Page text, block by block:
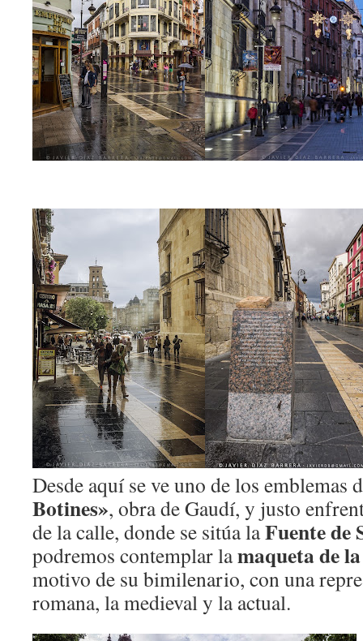
Desde aquí se ve uno de los emblemas
Botines», obra de Gaudí, y justo
de la calle, donde se sitúa laFuente de
podremos contemplar lamaqueta de
motivo de su bimilenario, con una
romana, la medieval y la actual.